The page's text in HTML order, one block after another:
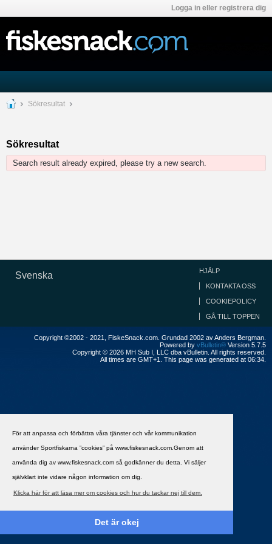
För att anpassa och förbättra våra tjänster och vår kommunikation
använder Sportfiskarna ”cookies” på www.fiskesnack.com.Genom att
använda dig av www.fiskesnack.com så godkänner du detta. Vi säljer
självklart inte vidare någon information om dig.
Klicka här för att läsa mer om cookies och hur du tackar nej till dem.
Det är okej
Logga in eller registrera dig
Sökresultat
Sökresultat
Search result already expired, please try a new search.
Svenska HJÄLP
KONTAKTA OSS
COOKIEPOLICY
GÅ TILL TOPPEN
Copyright ©2002 - 2021, FiskeSnack.com. Grundad 2002 av Anders Bergman.
Powered by vBulletin® Version 5.7.5
Copyright © 2026 MH Sub I, LLC dba vBulletin. All rights reserved.
All times are GMT+1. This page was generated at 06:34.